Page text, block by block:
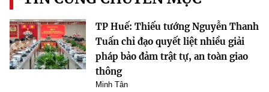
TP Huế: Thiếu tướng Nguyễn Thanh
Tuấn chỉ đạo quyết liệt nhiều giải
pháp bảo đảm trật tự, an toàn giao
thông
Minh Tân